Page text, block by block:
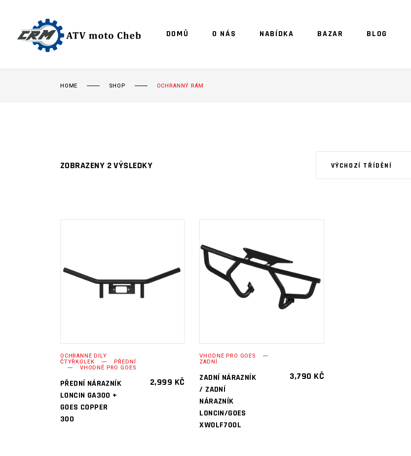
DOMŮ O NÁS NABÍDKA BAZAR BLOG
HOME SHOP OCHRANNÝ RÁM
ZOBRAZENY 2 VÝSLEDKY VÝCHOZÍ TŘÍDĚNÍ
KOŠÍKU
OCHRANNÉ DÍLY
ČTYŘKOLEK PŘEDNÍ
VHODNÉ PRO GOES
PŘEDNÍ NÁRAZNÍK
LONCIN GA300 +
GOES COPPER
300
2,999 KČ
PŘIDAT DO
KOŠÍKU
VHODNÉ PRO GOES
ZADNÍ
ZADNÍ NÁRAZNÍK
/ ZADNÍ
NÁRAZNÍK
LONCIN/GOES
XWOLF700L
3,790 KČ